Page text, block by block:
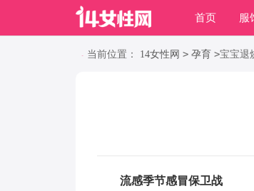
首页 服
职场 动
当前位置： 14女性网 > 孕育 >宝宝退
流感季节感冒保卫战